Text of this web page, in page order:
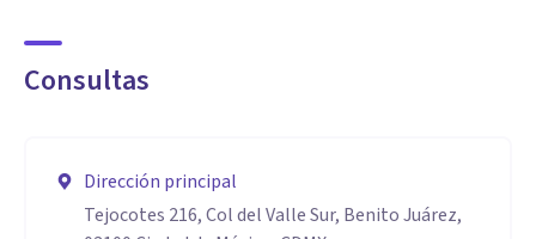
citas.
Lic. en Psicología. Cédula profesional 0753237 .Mejor
promedio de la carrera de Psicología de la generación.
Consultas
Dirección principal
Tejocotes 216, Col del Valle Sur, Benito Juárez,